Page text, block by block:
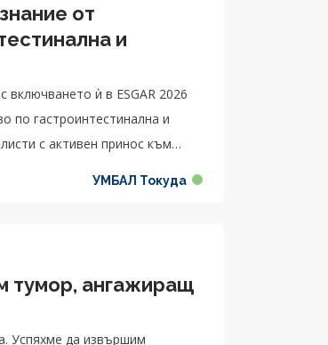
от
и
ѝ в ESGAR 2026
по гастроинтестинална и
с активен принос към
УМБАЛ Токуда
тумор, ангажиращ
Успяхме да извършим